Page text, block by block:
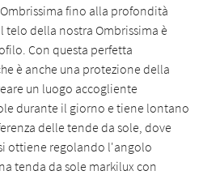
fino alla profondità
telo della nostra Ombrissima è
Con questa perfetta
è anche una protezione della
un luogo accogliente
durante il giorno e tiene lontano
delle tende da sole, dove
ottiene regolando l'angolo
tenda da sole markilux con